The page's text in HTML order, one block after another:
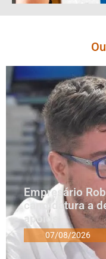
Empresário
candidatura a
apoios
07/08/2026